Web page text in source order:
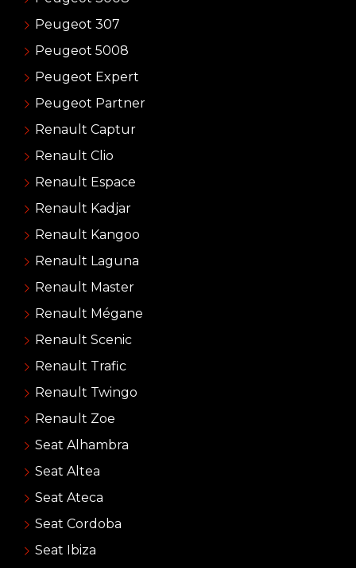
Peugeot 307
Peugeot 5008
Peugeot Expert
Peugeot Partner
Renault Captur
Renault Clio
Renault Espace
Renault Kadjar
Renault Kangoo
Renault Laguna
Renault Master
Renault Mégane
Renault Scenic
Renault Trafic
Renault Twingo
Renault Zoe
Seat Alhambra
Seat Altea
Seat Ateca
Seat Cordoba
Seat Ibiza